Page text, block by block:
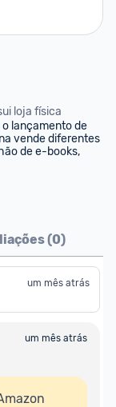
loja física
lançamento de
vende diferentes
de e-books,
(0)
um mês atrás
um mês atrás